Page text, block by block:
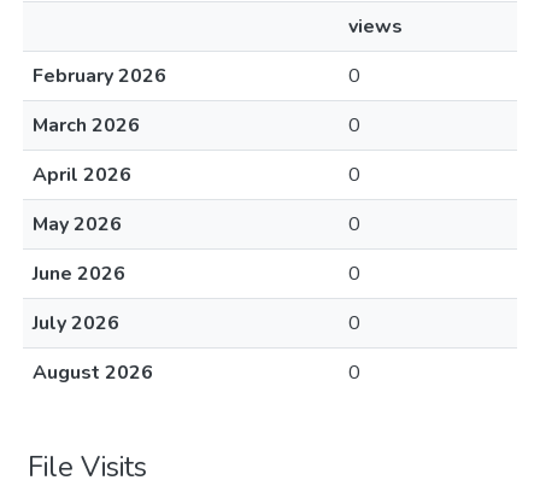
views
February 2026
0
March 2026
0
April 2026
0
May 2026
0
June 2026
0
July 2026
0
August 2026
0
File Visits